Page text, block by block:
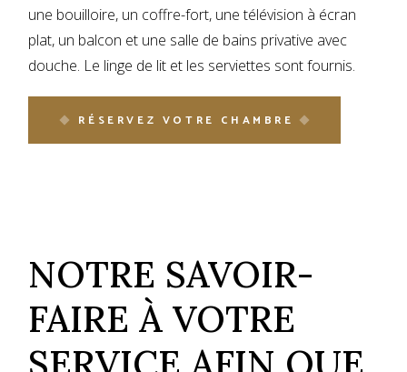
une bouilloire, un coffre-fort, une télévision à écran
plat, un balcon et une salle de bains privative avec
douche. Le linge de lit et les serviettes sont fournis.
RÉSERVEZ VOTRE CHAMBRE
NOTRE SAVOIR-
FAIRE À VOTRE